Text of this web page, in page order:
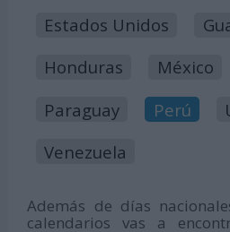
Estados Unidos
Honduras
México
Paraguay
Perú
Venezuela
Además de días
calendarios vas a